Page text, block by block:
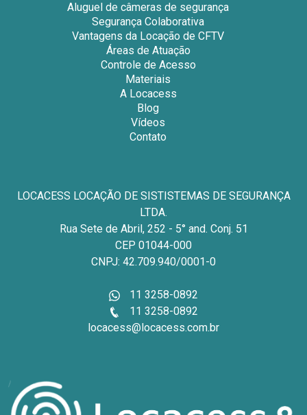
Aluguel de câmeras de segurança
Segurança Colaborativa
Vantagens da Locação de CFTV
Áreas de Atuação
Controle de Acesso
Materiais
A Locacess
Blog
Vídeos
Contato
LOCACESS LOCAÇÃO DE SISTISTEMAS DE SEGURANÇA
LTDA.
Rua Sete de Abril, 252 - 5° and. Conj. 51
CEP 01044-000
CNPJ: 42.709.940/0001-0
11 3258-0892
11 3258-0892
locacess@locacess.com.br